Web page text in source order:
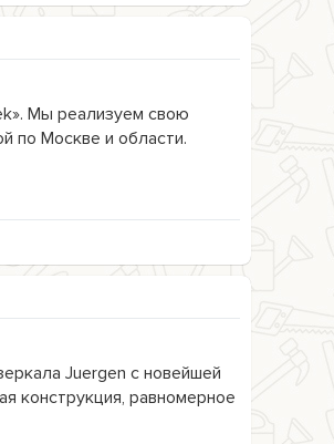
Мы реализуем свою
по Москве и области.
Juergen с новейшей
конструкция, равномерное